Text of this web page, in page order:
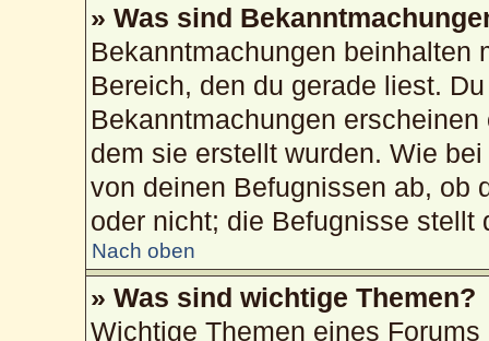
» Was sind
Bekanntmachungen beinhalten
Bereich, den du gerade liest.
Bekanntmachungen
dem sie erstellt wurden. Wie
von deinen Befugnissen ab, ob
oder nicht; die Befugnisse stellt
Nach oben
» Was sind wichtige Themen?
Wichtige Themen eines